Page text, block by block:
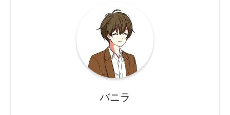
バニラ